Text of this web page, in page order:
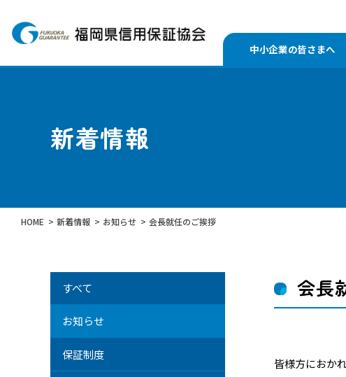
中小企業の皆さまへ
新着情報
HOME 新着情報 お知らせ 会長就任のご挨拶
すべて
お知らせ
保証制度
会長
皆様方におか